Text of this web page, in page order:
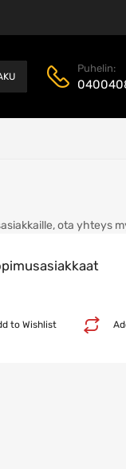
Puhelin:
ota yhteys
to Wishlist